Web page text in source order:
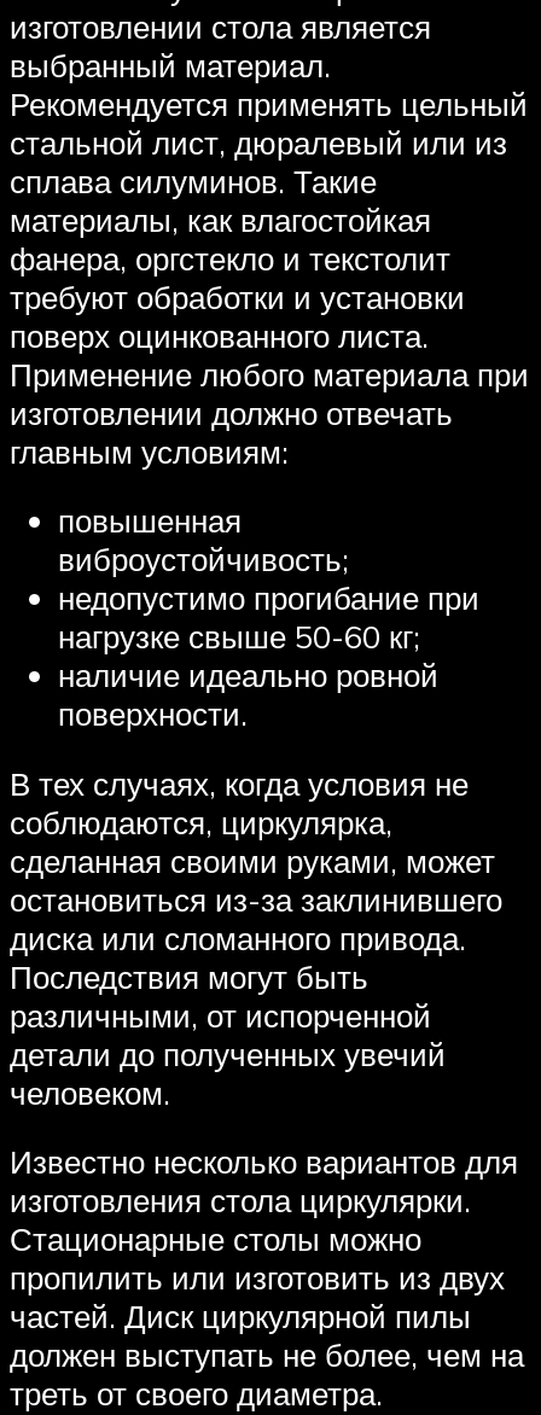
изготовлении стола является
выбранный материал.
Рекомендуется применять цельный
стальной лист, дюралевый или из
сплава силуминов. Такие
материалы, как влагостойкая
фанера, оргстекло и текстолит
требуют обработки и установки
поверх оцинкованного листа.
Применение любого материала при
изготовлении должно отвечать
главным условиям:
повышенная
виброустойчивость;
недопустимо прогибание при
нагрузке свыше 50-60 кг;
наличие идеально ровной
поверхности.
В тех случаях, когда условия не
соблюдаются, циркулярка,
сделанная своими руками, может
остановиться из-за заклинившего
диска или сломанного привода.
Последствия могут быть
различными, от испорченной
детали до полученных увечий
человеком.
Известно несколько вариантов для
изготовления стола циркулярки.
Стационарные столы можно
пропилить или изготовить из двух
частей. Диск циркулярной пилы
должен выступать не более, чем на
треть от своего диаметра.